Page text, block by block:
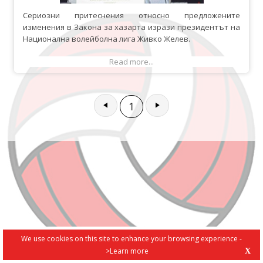
We use cookies on this site to enhance your browsing experience -
>Learn more
X
Сериозни притеснения относно предложените
изменения в Закона за хазарта изрази президентът на
Национална волейболна лига Живко Желев.
Read more...
1